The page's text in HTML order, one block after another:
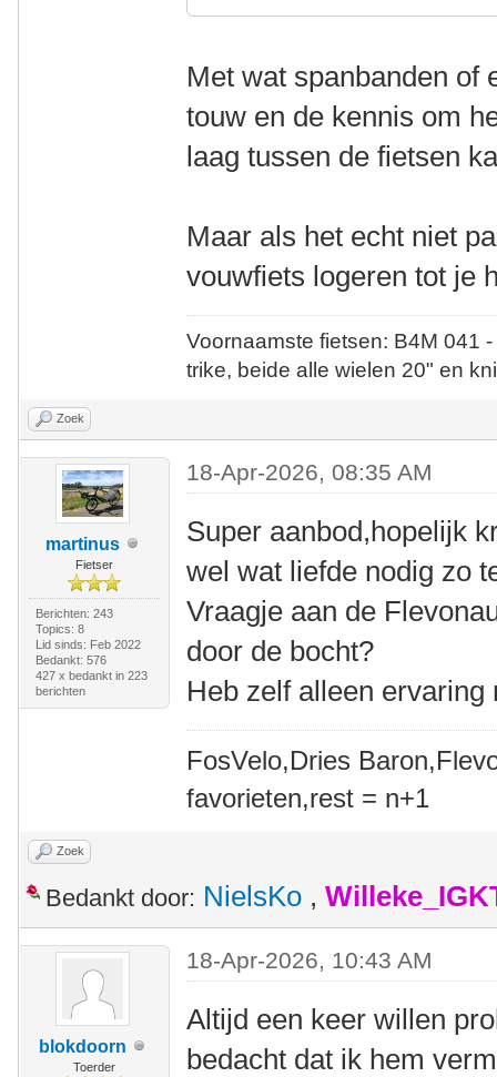
Met wat spanbanden of
touw en de kennis om
laag tussen de fietsen
Maar als het echt niet
vouwfiets logeren tot je
Voornaamste fietsen: B4M
trike, beide alle wielen 20" en
Zoek
martinus
Fietser
Berichten: 243
Topics: 8
Lid sinds: Feb 2022
Bedankt: 576
427 x bedankt in 223
berichten
18-Apr-2026, 08:35 AM
Super aanbod,hopelijk
wel wat liefde nodig zo
Vraagje aan de
door de bocht?
Heb zelf alleen
FosVelo,Dries
favorieten,rest = n+1
Zoek
Bedankt door: NielsKo ,
blokdoorn
Toerder
18-Apr-2026, 10:43 AM
Altijd een keer willen
bedacht dat ik hem